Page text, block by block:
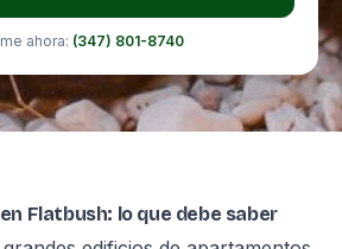
ahora: (347) 801-8740
Flatbush: lo que debe saber